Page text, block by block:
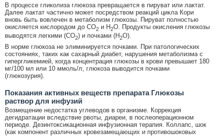
В процессе гликолиза глюкоза превращается в пируват или лактат.
Далее лактат частично может посредством реакций цикла Кори
вновь быть вовлечен в метаболизм глюкозы. Пируват полностью
окисляется кислородом до CO2 и H2O. Продукты окисления глюкозы
выводятся легкими (CO2) и почками (H2O).
В норме глюкоза не элиминируется почками. При патологических
состояниях, таких как сахарный диабет, нарушения метаболизма с
гипергликемией, когда концентрация глюкозы в крови превышает 180
мг/100 мл или 10 ммоль/л, глюкоза выводится почками
(глюкозурия).
Показания активных веществ препарата Глюкозы
раствор для инфузий
Возмещение недостатка углеводов в организме. Коррекция
дегидратации вследствие рвоты, диареи, в послеоперационном
периоде. Дезинтоксикационная инфузионная терапия. Коллапс, шок
(как компонент различных кровезамещающих и противошоковых